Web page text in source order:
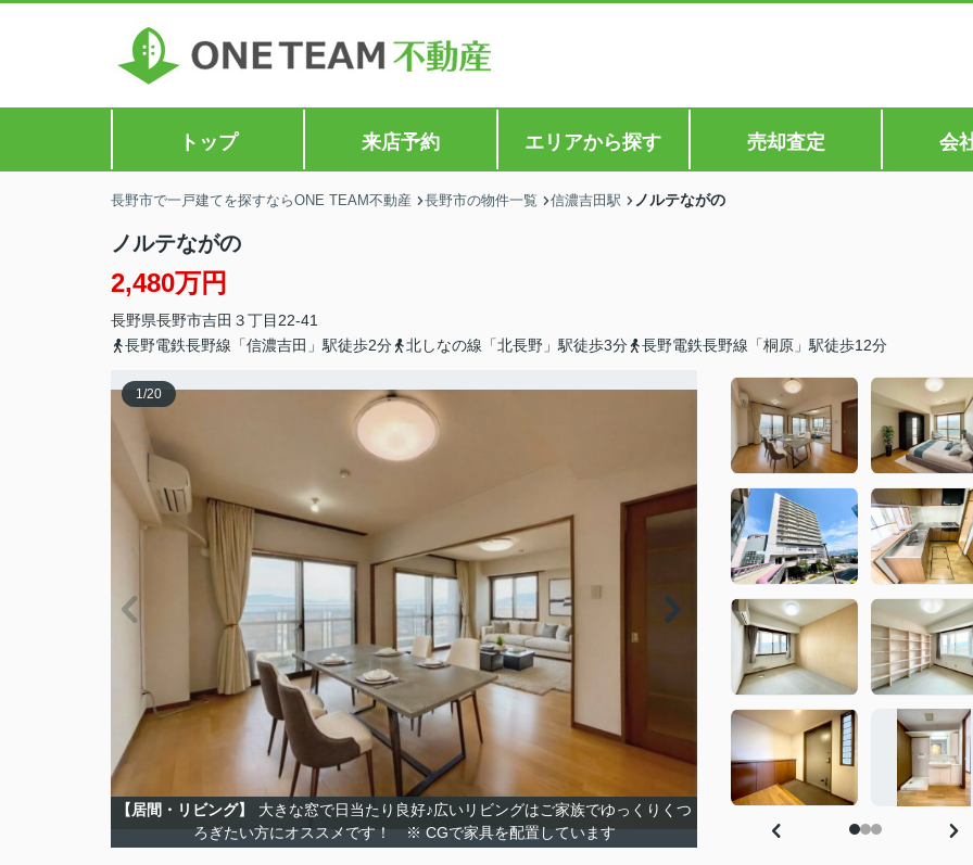
トップ 来店予約 エリアから探す 売却査定 会
長野市で一戸建てを探すならONE TEAM不動産 長野市の物件一覧 信濃吉田駅 ノルテながの
ノルテながの
2,480万円
長野県長野市吉田 ３丁目22-41
長野電鉄長野線「信濃吉田」駅徒歩2分
北しなの線「北長野」駅徒歩3分 長野電鉄長野線「桐原」駅徒歩12分
1/20
【居間・リビング】
大きな窓で日当たり良好♪広いリビングはご家族でゆっくりくつ
ろぎたい方にオススメです！ ※ CGで家具を配置しています